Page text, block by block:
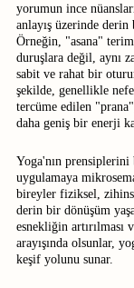
yorumun ince
anlayış üzerinde
Örneğin, "asana"
duruşlara değil, aynı
sabit ve rahat bir
şekilde, genellikle
tercüme edilen
daha geniş bir enerji
Yoga'nın prensiplerini
uygulamaya
bireyler fiziksel,
derin bir dönüşüm
esnekliğin artırılması
arayışında olsunlar,
keşif yolunu sunar.